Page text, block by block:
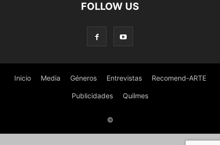
FOLLOW US
Inicio Media Géneros Entrevistas Recomend-ARTE
Publicidades Quilmes
©